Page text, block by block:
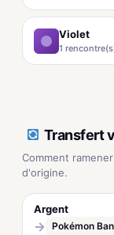
Violet
1
Transfert
Comment
d'origine.
Argent
→ Pokémon